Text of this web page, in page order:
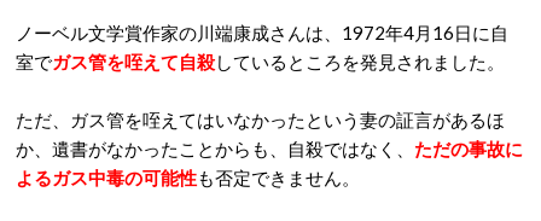
ノーベル文学賞作家の川端康成さんは、1972年4月16日に自
室でガス管を咥えて自殺しているところを発見されました。
ただ、ガス管を咥えてはいなかったという妻の証言があるほ
か、遺書がなかったことからも、自殺ではなく、 ただの事故に
よるガス中毒の可能性も否定できません。